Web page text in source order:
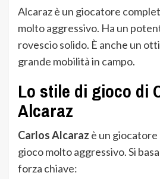
Alcaraz è un giocatore
molto aggressivo. Ha un
rovescio solido. È anche un
grande mobilità in campo.
Lo stile di gioco di
Alcaraz
Carlos Alcaraz è un
gioco molto aggressivo. Si
forza chiave: